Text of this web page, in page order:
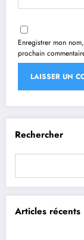
Enregistrer mon
prochain
Rechercher
Articles récents